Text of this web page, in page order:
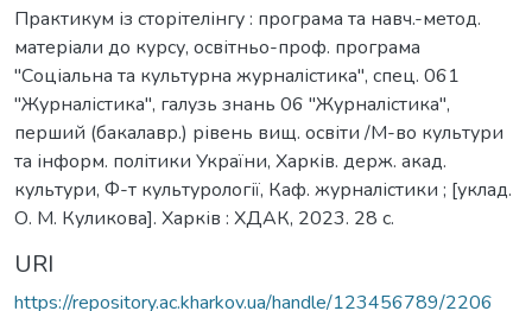
Практикум із сторітелінгу : програма та навч.-метод.
матеріали до курсу, освітньо-проф. програма
"Соціальна та культурна журналістика", спец. 061
"Журналістика", галузь знань 06 "Журналістика",
перший (бакалавр.) рівень вищ. освіти /М-во культури
та інформ. політики України, Харків. держ. акад.
культури, Ф-т культурології, Каф. журналістики ; [уклад.
О. М. Куликова]. Харків : ХДАК, 2023. 28 c.
URI
https://repository.ac.kharkov.ua/handle/123456789/2206